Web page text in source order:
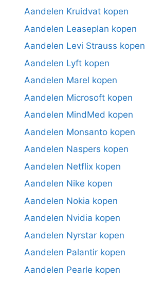
Aandelen Kruidvat kopen
Aandelen Leaseplan kopen
Aandelen Levi Strauss kopen
Aandelen Lyft kopen
Aandelen Marel kopen
Aandelen Microsoft kopen
Aandelen MindMed kopen
Aandelen Monsanto kopen
Aandelen Naspers kopen
Aandelen Netflix kopen
Aandelen Nike kopen
Aandelen Nokia kopen
Aandelen Nvidia kopen
Aandelen Nyrstar kopen
Aandelen Palantir kopen
Aandelen Pearle kopen